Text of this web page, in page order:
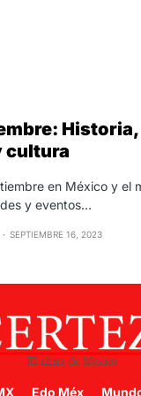
Historia,
cultura
en México y el
y eventos…
SEPTIEMBRE 16, 2023
Edo Méx